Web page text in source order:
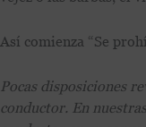
Así comienza “Se
Pocas disposiciones
conductor. En